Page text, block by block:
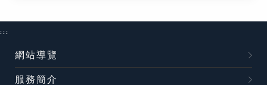
:::
網站導覽
服務簡介